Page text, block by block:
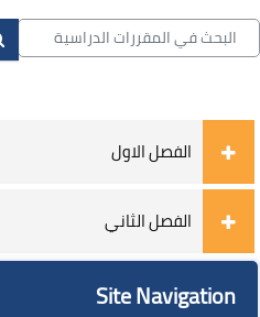
البحث في المقررات الدراسية
الفصل الاول
الفصل الثاني
الكتل
الكتل
تجاوز Site Navigation
Site Navigation